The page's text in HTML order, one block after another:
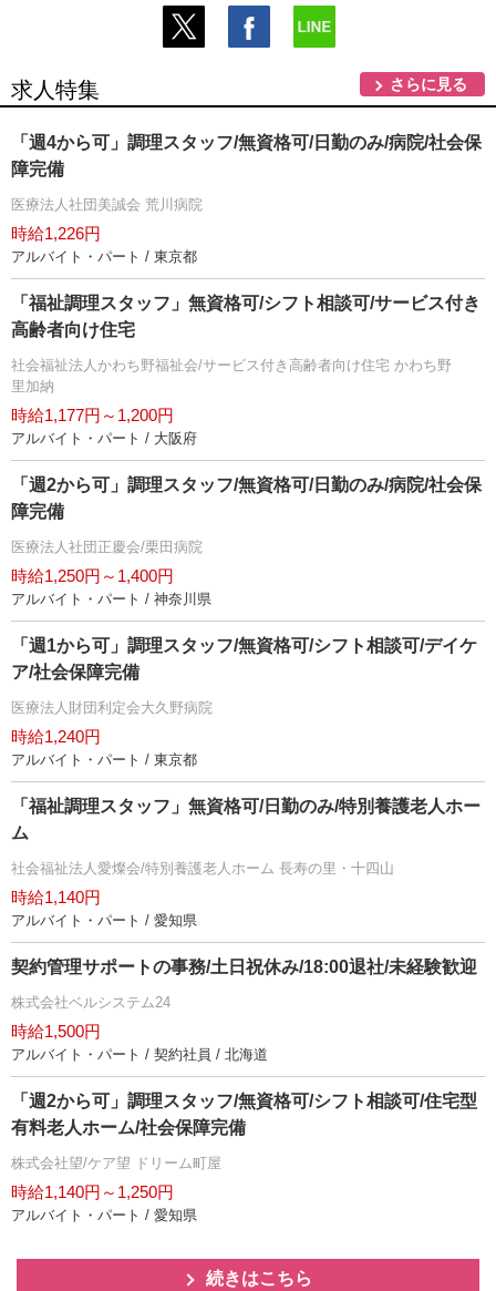
求人特集 さらに見る
「週4から可」調理スタッフ/無資格可/日勤のみ/病院/社会保
障完備
医療法人社団美誠会 荒川病院
時給1,226円
アルバイト・パート / 東京都
「福祉調理スタッフ」無資格可/シフト相談可/サービス付き
高齢者向け住宅
社会福祉法人かわち野福祉会/サービス付き高齢者向け住宅 かわち野
里加納
時給1,177円～1,200円
アルバイト・パート / 大阪府
「週2から可」調理スタッフ/無資格可/日勤のみ/病院/社会保
障完備
医療法人社団正慶会/栗田病院
時給1,250円～1,400円
アルバイト・パート / 神奈川県
「週1から可」調理スタッフ/無資格可/シフト相談可/デイケ
ア/社会保障完備
医療法人財団利定会大久野病院
時給1,240円
アルバイト・パート / 東京都
「福祉調理スタッフ」無資格可/日勤のみ/特別養護老人ホー
ム
社会福祉法人愛燦会/特別養護老人ホーム 長寿の里・十四山
時給1,140円
アルバイト・パート / 愛知県
契約管理サポートの事務/土日祝休み/18:00退社/未経験歓迎
株式会社ベルシステム24
時給1,500円
アルバイト・パート / 契約社員 / 北海道
「週2から可」調理スタッフ/無資格可/シフト相談可/住宅型
有料老人ホーム/社会保障完備
株式会社望/ケア望 ドリーム町屋
時給1,140円～1,250円
アルバイト・パート / 愛知県
続きはこちら